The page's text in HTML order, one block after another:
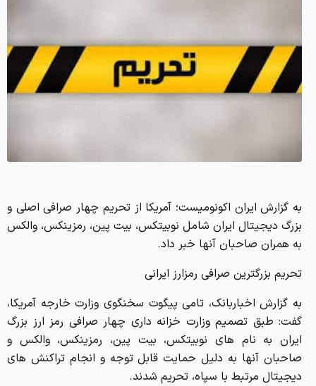
به گزارش ایران اکونومیست؛ آمریکا از تحریم چهار صرافی اصلی و
بزرگ دیجیتال ایران شامل نوبیتکس، بیت‌ پین، رمزینکس، والکس
به همران صاحبان آنها خبر داد.
تحریم بزرگترین صرافی رمزارز ایرانی
به گزارش اخباربانک، تامی پیگوت سخنگوی وزارت خارجه آمریکا،
گفت: طبق تصمیم وزارت خزانه داری چهار صرافی رمز ارز بزرگ
ایران به نام‌ های نوبیتکس، بیت‌ پین، رمزینکس، والکس و
صاحبان آنها به دلیل حمایت قابل توجه و انجام تراکنش‌ های
دیجیتال مرتبط با سپاه، تحریم شدند.